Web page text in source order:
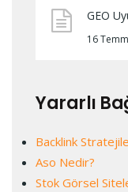
GEO
16
Yararlı
Backlink
Aso Nedir?
Stok Görsel